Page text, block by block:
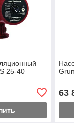
25-40
63